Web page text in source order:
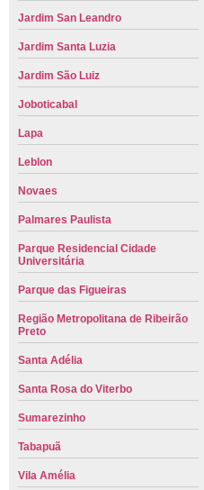
Jardim San Leandro
Jardim Santa Luzia
Jardim São Luiz
Joboticabal
Lapa
Leblon
Novaes
Palmares Paulista
Parque Residencial Cidade
Universitária
Parque das Figueiras
Região Metropolitana de Ribeirão
Preto
Santa Adélia
Santa Rosa do Viterbo
Sumarezinho
Tabapuã
Vila Amélia